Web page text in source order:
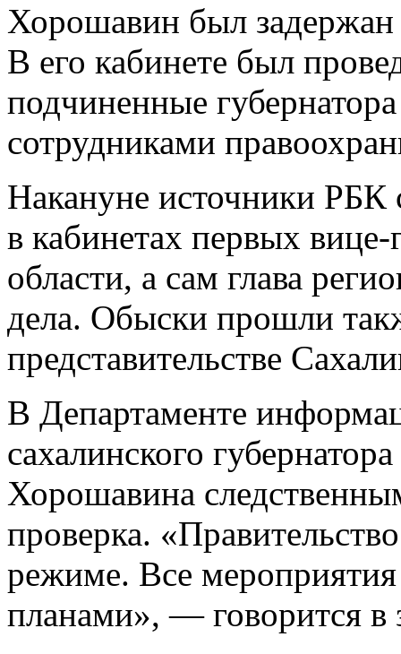
Хорошавин был задержан
В его кабинете был
подчиненные
сотрудниками
Накануне источники
в кабинетах первых
области, а сам глава
дела. Обыски прошли
представительстве
В Департаменте
сахалинского
Хорошавина
проверка.
режиме. Все мероприятия
планами», — говорится в